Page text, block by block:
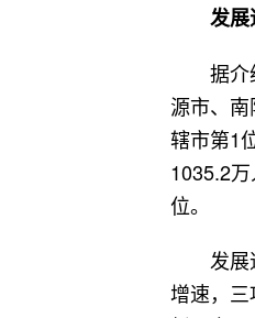
发
据
源市、
辖市第1
1035.2
位。
发
增速，